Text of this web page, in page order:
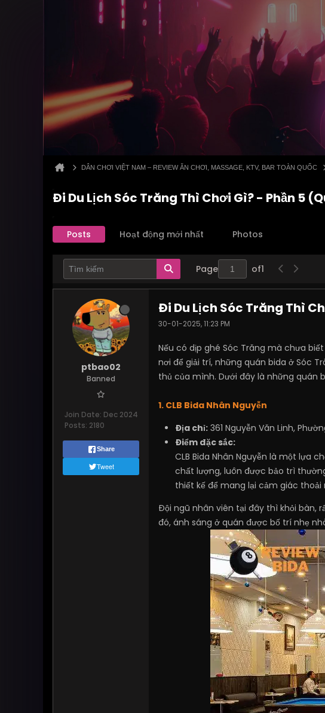
DÂN CHƠI VIỆT NAM – REVIEW ĂN CHƠI, MASSAGE, KTV, BAR TOÀN QUỐC
Đi Du Lịch Sóc Trăng Thì Chơi Gì? - Phần 5
Posts Hoạt động mới nhất Photos
Page of1
ptbao02
Banned
Join Date: Dec 2024
Posts: 2180
Share
Tweet
Đi Du Lịch Sóc Trăng Thì
30-01-2025, 11:23 PM
Nếu có dịp ghé Sóc Trăng mà chưa
nơi để giải trí, những quán bida ở Sóc
thủ của mình. Dưới đây là những quán
1. CLB Bida Nhân Nguyễn
Địa chỉ: 361 Nguyễn Văn Linh,
Điểm đặc sắc:
CLB Bida Nhân Nguyễn là một lựa
chất lượng, luôn được bảo trì
thiết kế để mang lại cảm giác
Đội ngũ nhân viên tại đây thì khỏi bàn,
đó, ánh sáng ở quán được bố trí nhẹ